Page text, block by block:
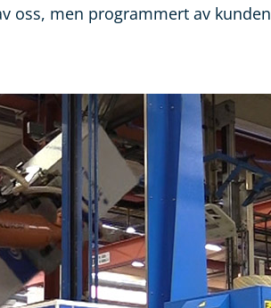
oss, men programmert av kunden